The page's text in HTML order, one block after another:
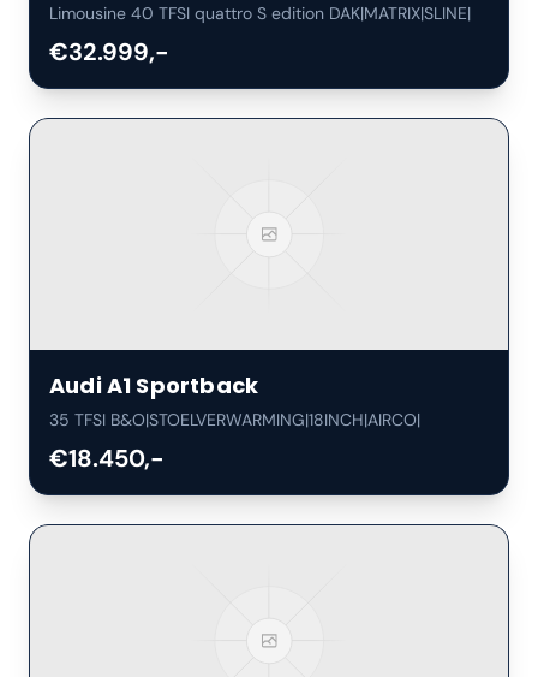
Limousine 40 TFSI quattro S edition DAK|MATRIX|SLINE|
€32.999,-
AudiA1 Sportback
35 TFSI B&O|STOELVERWARMING|18INCH|AIRCO|
€18.450,-